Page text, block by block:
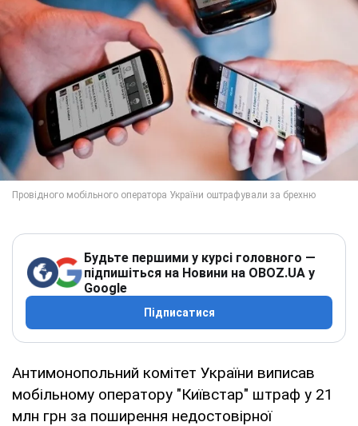
Будьте першими у курсі головного —
підпишіться на Новини на OBOZ.UA у
Google
Підписатися
Антимонопольний комітет України виписав
мобільному оператору "Київстар" штраф у 21
млн грн за поширення недостовірної